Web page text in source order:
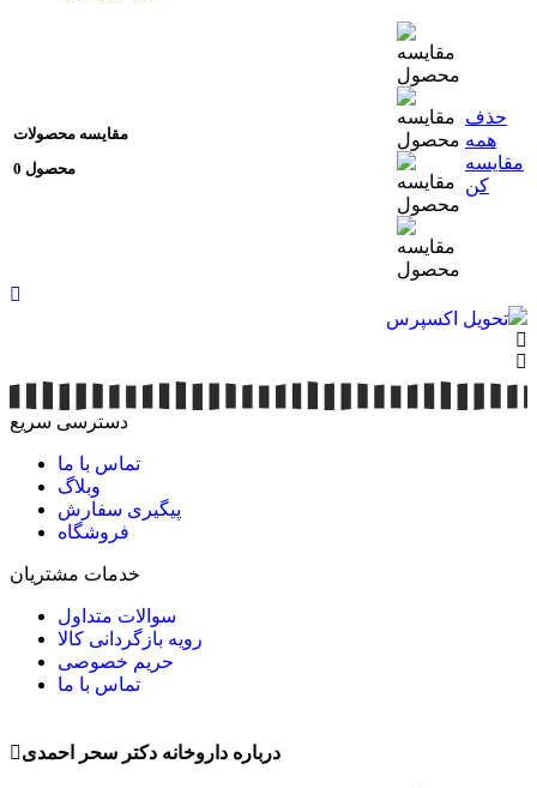
مقایسه محصولات
0 محصول
حذف
همه
مقایسه
کن
تحویل اکسپرس
دسترسی سریع
تماس با ما
وبلاگ
پیگیری سفارش
فروشگاه
خدمات مشتریان
سوالات متداول
رویه بازگردانی کالا
حریم خصوصی
تماس با ما
درباره داروخانه دکتر سحر احمدی